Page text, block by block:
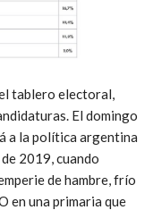
tablero electoral,
El domingo
a la política argentina
2019, cuando
de hambre, frío
en una primaria que